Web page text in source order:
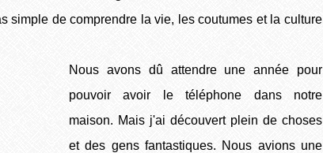
simple de comprendre la vie, les coutumes et la culture
Nous avons dû attendre une année pour
pouvoir avoir le téléphone dans notre
maison. Mais j'ai découvert plein de choses
et des gens fantastiques. Nous avions une